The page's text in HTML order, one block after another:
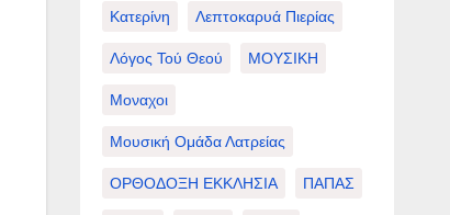
Κατερίνη Λεπτοκαρυά Πιερίας
Λόγος Τού Θεού ΜΟΥΣΙΚΗ
Μοναχοι
Μουσική Ομάδα Λατρείας
ΟΡΘΟΔΟΞΗ ΕΚΚΛΗΣΙΑ ΠΑΠΑΣ